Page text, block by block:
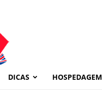
DICAS HOSPEDAGEM